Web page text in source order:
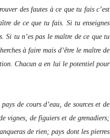
des fautes à ce que tu fais c’est
de ce que tu fais. Si tu enseignes
Si tu n’es pas le maître de ce que tu
à faire mais d’être le maître de
Chacun a en lui le potentiel pour
de cours d’eau, de sources et de
vignes, de figuiers et de grenadiers;
de rien; pays dont les pierres